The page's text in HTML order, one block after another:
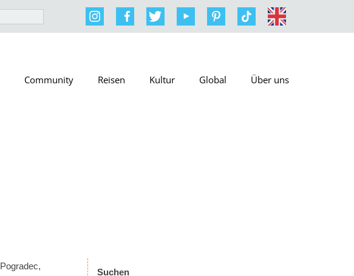
Community Reisen Kultur Global Über uns
Pogradec,
Suchen